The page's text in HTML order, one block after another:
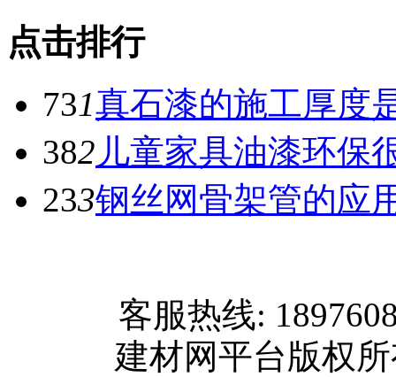
点击排行
731真石漆的施工厚度
382 儿童家具油漆环保
233钢丝网骨架管的应
客服热线:
建材网平台版权